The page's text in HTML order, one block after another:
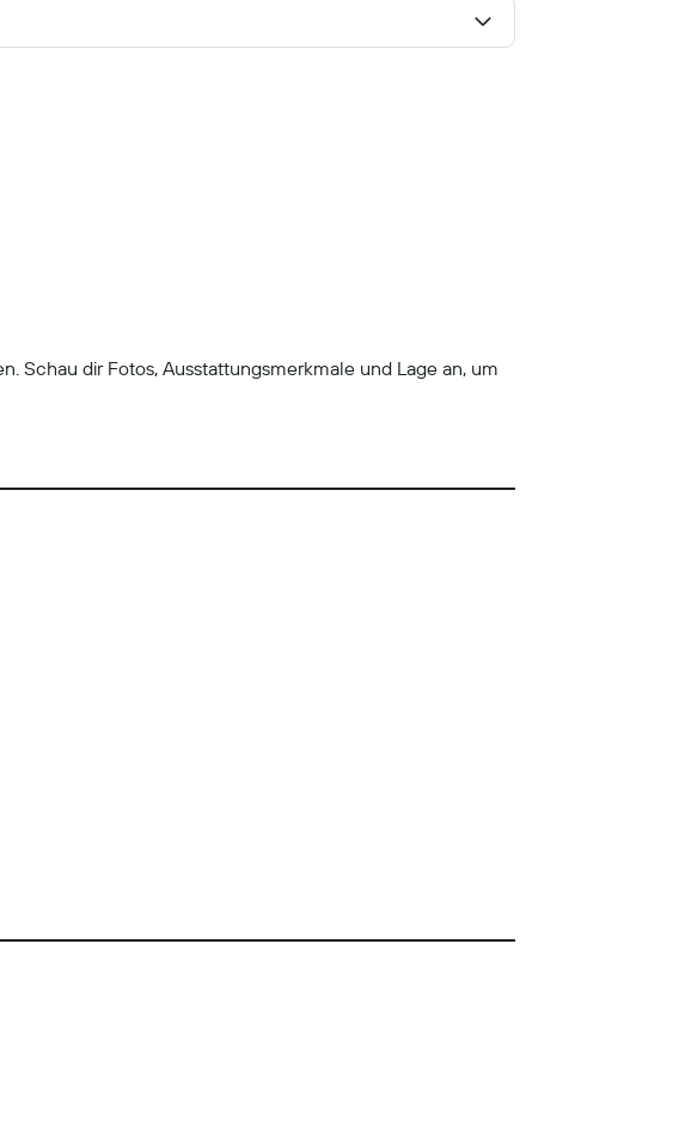
Schau dir Fotos, Ausstattungsmerkmale und Lage an, um